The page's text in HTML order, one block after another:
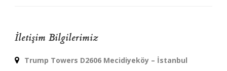
İletişim Bilgilerimiz
Trump Towers D2606 Mecidiyeköy – İstanbul